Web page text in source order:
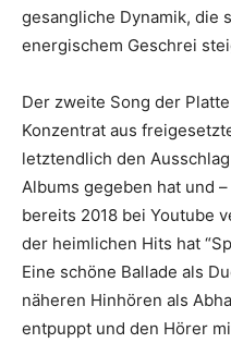
gesangliche Dynamik, die
energischem Geschrei
Der zweite Song der
Konzentrat aus
letztendlich den
Albums gegeben hat und
bereits 2018 bei Youtube
der heimlichen Hits hat
Eine schöne Ballade als
näheren Hinhören als
entpuppt und den Hörer